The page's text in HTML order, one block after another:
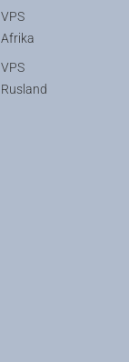
VPS
Afrika
VPS
Rusland